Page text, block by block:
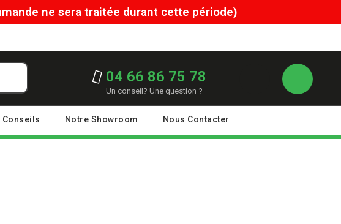
ne sera traitée durant cette période)
04 66 86 75 78
Un conseil? Une question ?
Conseils Notre Showroom Nous Contacter